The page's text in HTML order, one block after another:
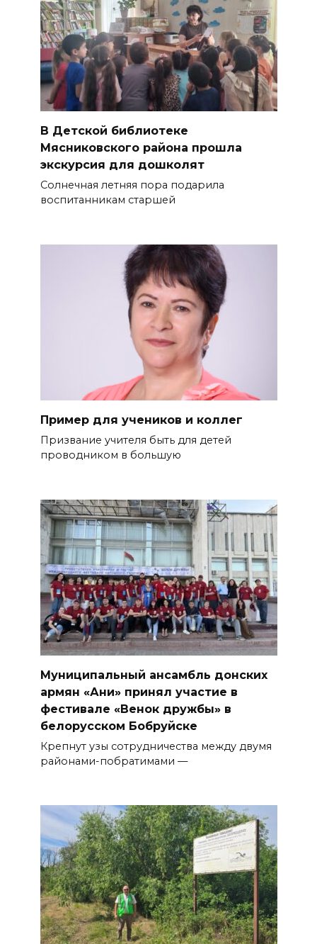
В Детской библиотеке
Мясниковского района прошла
экскурсия для дошколят
Солнечная летняя пора подарила
воспитанникам старшей
Пример для учеников и коллег
Призвание учителя быть для де­тей
проводником в большую
Муниципальный ансамбль дон­ских
армян «Ани» принял участие в
фестивале «Венок дружбы» в
белорусском Бобруйске
Крепнут узы сотрудничества между двумя
районами-побратима­ми —